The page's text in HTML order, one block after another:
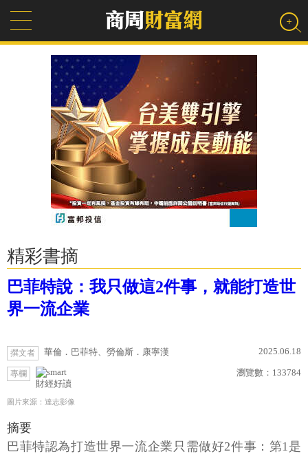
精彩書摘
巴菲特說：我只做這2件事，就能打造世
界一流企業
撰文者 華倫．巴菲特、勞倫斯．康寧漢 2025.06.18
專欄
財經好讀
瀏覽數： 133784
圖片來源：達志影像
摘要
巴菲特認為打造世界一流企業只需做好2件事：第1是